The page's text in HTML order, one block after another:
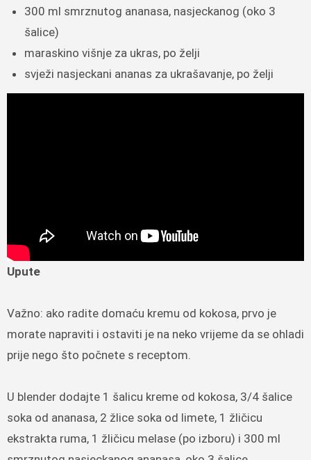
300 ml smrznutog ananasa, nasjeckanog (oko 3
šalice)
maraskino višnje za ukras, po želji
svježi nasjeckani ananas za ukrašavanje, po želji
Upute
Važno: ako radite domaću kremu od kokosa, prvo je
morate napraviti i ostaviti je na neko vrijeme da se ohladi
prije nego što počnete s receptom.
U blender dodajte 1 šalicu kreme od kokosa, 3/4 šalice
soka od ananasa, 2 žlice soka od limete, 1 žličicu
ekstrakta ruma, 1 žličicu melase (po izboru) i 300 ml